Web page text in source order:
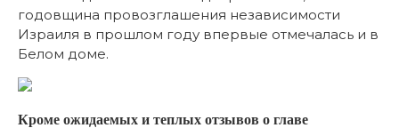
годовщина провозглашения независимости
Израиля в прошлом году впервые отмечалась и в
Белом доме.
Кроме ожидаемых и теплых отзывов о главе